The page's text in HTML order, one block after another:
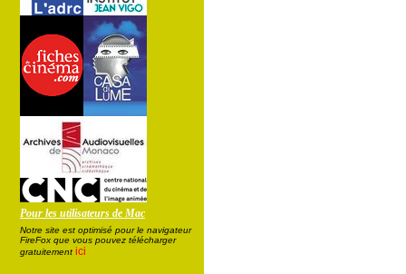
Pour les utilisateurs de Mac
Notre site est optimisé pour le navigateur
FireFox que vous pouvez télécharger
gratuitement ici